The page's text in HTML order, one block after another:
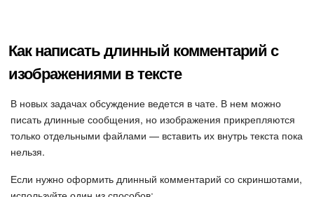
Как написать длинный комментарий с
изображениями в тексте
В новых задачах обсуждение ведется в чате. В нем можно
писать длинные сообщения, но изображения прикрепляются
только отдельными файлами — вставить их внутрь текста пока
нельзя.
Если нужно оформить длинный комментарий со скриншотами,